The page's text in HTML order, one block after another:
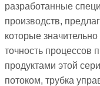
разработанные
производств,
которые
точность процессов
продуктами этой
потоком, трубка